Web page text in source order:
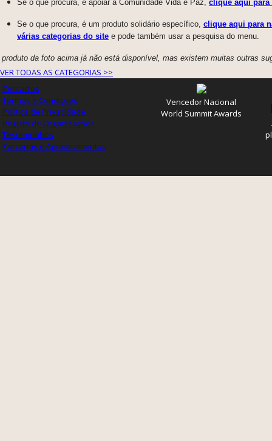
Se o que procura, é apoiar a Comunidade Vida e Paz, clique aqui para
Se o que procura, é um produto solidário específico, clique aqui para
várias categorias do site e pode também usar a pesquisa do menu.
produto da foto acima já não está disponível, mas existem muitas outras
VER TODAS AS CATEGORIAS >>
Contactos
Termos e Condições
Política de Privacidade
Registo de Organizações
Testemunhos
Parcerias e Agradecimentos
Vencedor Nacional
World Summit Awards